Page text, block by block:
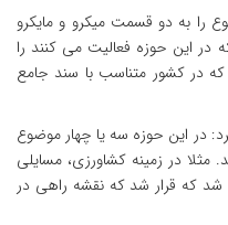
را به دو قسمت میکرو و مایکرو
در این حوزه فعالیت می کنند را
در کشور متناسب با سند جامع
در این حوزه سه یا چهار موضوع
در زمینه کشاورزی، مسایلی
که قرار شد که نقشه راهی در